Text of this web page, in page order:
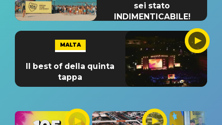
sei stato
INDIMENTICABILE!
MALTA
Il best of della quinta
tappa